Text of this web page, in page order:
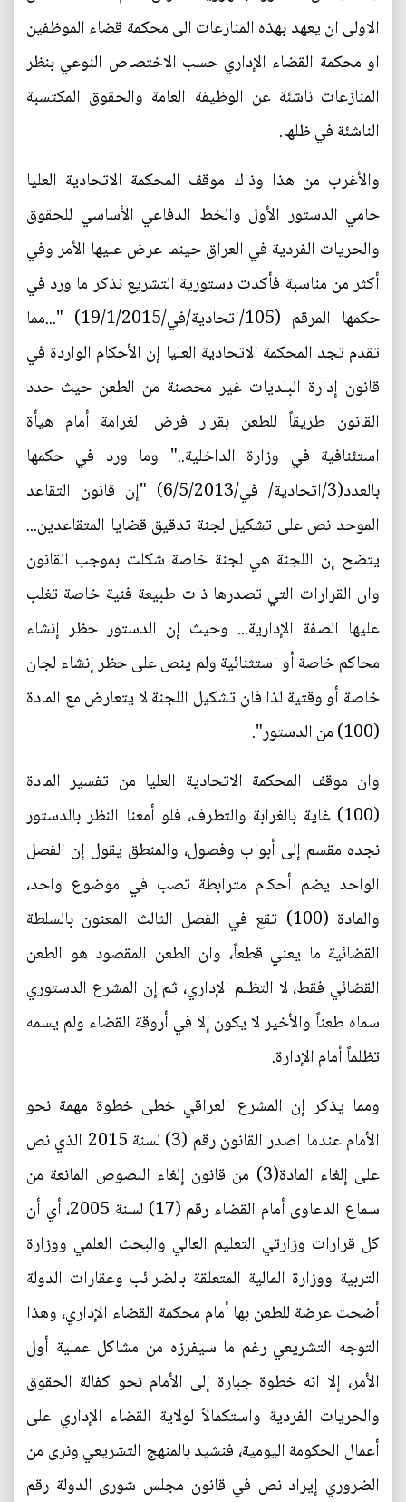
الاولى ان يعهد بهذه المنازعات الى محكمة قضاء الموظفين
او محكمة القضاء الإداري حسب الاختصاص النوعي بنظر
المنازعات ناشئة عن الوظيفة العامة والحقوق المكتسبة
الناشئة في ظلها.
والأغرب من هذا وذاك موقف المحكمة الاتحادية العليا
حامي الدستور الأول والخط الدفاعي الأساسي للحقوق
والحريات الفردية في العراق حينما عرض عليها الأمر وفي
أكثر من مناسبة فأكدت دستورية التشريع نذكر ما ورد في
حكمها المرقم (105/اتحادية/في/19/1/2015) "...مما
تقدم تجد المحكمة الاتحادية العليا إن الأحكام الواردة في
قانون إدارة البلديات غير محصنة من الطعن حيث حدد
القانون طريقاً للطعن بقرار فرض الغرامة أمام هيأة
استئنافية في وزارة الداخلية.." وما ورد في حكمها
بالعدد(3/اتحادية/ في/6/5/2013) "إن قانون التقاعد
الموحد نص على تشكيل لجنة تدقيق قضايا المتقاعدين...
يتضح إن اللجنة هي لجنة خاصة شكلت بموجب القانون
وان القرارات التي تصدرها ذات طبيعة فنية خاصة تغلب
عليها الصفة الإدارية... وحيث إن الدستور حظر إنشاء
محاكم خاصة أو استثنائية ولم ينص على حظر إنشاء لجان
خاصة أو وقتية لذا فان تشكيل اللجنة لا يتعارض مع المادة
(100) من الدستور".
وان موقف المحكمة الاتحادية العليا من تفسير المادة
(100) غاية بالغرابة والتطرف، فلو أمعنا النظر بالدستور
نجده مقسم إلى أبواب وفصول، والمنطق يقول إن الفصل
الواحد يضم أحكام مترابطة تصب في موضوع واحد،
والمادة (100) تقع في الفصل الثالث المعنون بالسلطة
القضائية ما يعني قطعاً، وان الطعن المقصود هو الطعن
القضائي فقط، لا التظلم الإداري، ثم إن المشرع الدستوري
سماه طعناً والأخير لا يكون إلا في أروقة القضاء ولم يسمه
تظلماً أمام الإدارة.
ومما يذكر إن المشرع العراقي خطى خطوة مهمة نحو
الأمام عندما اصدر القانون رقم (3) لسنة 2015 الذي نص
على إلغاء المادة(3) من قانون إلغاء النصوص المانعة من
سماع الدعاوى أمام القضاء رقم (17) لسنة 2005، أي أن
كل قرارات وزارتي التعليم العالي والبحث العلمي ووزارة
التربية ووزارة المالية المتعلقة بالضرائب وعقارات الدولة
أضحت عرضة للطعن بها أمام محكمة القضاء الإداري، وهذا
التوجه التشريعي رغم ما سيفرزه من مشاكل عملية أول
الأمر، إلا انه خطوة جبارة إلى الأمام نحو كفالة الحقوق
والحريات الفردية واستكمالاً لولاية القضاء الإداري على
أعمال الحكومة اليومية، فنشيد بالمنهج التشريعي ونرى من
الضروري إيراد نص في قانون مجلس شورى الدولة رقم